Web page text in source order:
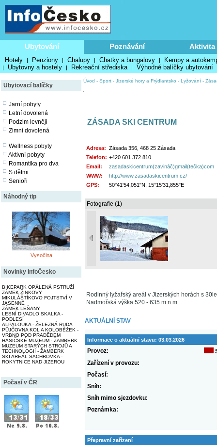
Ubytování Poznávání Aktivita
Hotely | Penziony | Chalupy | Chatky a bungalovy | Kempy a
| Ubytovny a hostely | Rekreační střediska | Výhodné balíčky ubytování
Ubytovací balíčky
Jarní pobyty
Letní dovolená
Podzim levněji
Zimní dovolená
Wellness pobyty
Aktivní pobyty
Romantika pro dva
S dětmi
Senioři
Náhodný tip
Vysočina
Novinky InfoČesko
BIKEPARK OPÁLENÁ PSTRUŽÍ
ZÁMEK ŽINKOVY
MIKULÁŠTÍKOVO FOJTSTVÍ V
JASENNÉ
ZÁMEK LEŠANY
LESNÍ DIVADLO SKALKA -
PODLESÍ
ALPALOUKA - ŽELEZNÁ RUDA
PŮJČOVNA KOL A KOLOBĚŽEK -
VRBNO POD PRADĚDEM
HASIČSKÉ MUZEUM - ŽAMBERK
MUZEUM STARÝCH STROJŮ A
TECHNOLOGIÍ - ŽAMBERK
SKI AREÁL SACHROVKA -
ROKYTNICE NAD JIZEROU
Počasí v ČR
Úvod - Sport - Jizerské hory a Frýdlantsko - Lyžování -
ZÁSADA SKI CENTRUM
Adresa: Zásada 356, 468 25 Zásada
Telefon: +420 601 372 810
Email:
zasadaskicentrum(zavináč)gmail(tečka)com
WWW:
http://www.zasadaskicentrum.cz/
GPS:
50°41'54,051"N, 15°15'31,855"E
Fotografie (1)
Rodinný lyžařský areál v Jizerských horách s
Nadmořská výška 520 - 635 m n.m.
AKTUÁLNÍ STAV
Informace o aktuální stavu: 03.03.2026
Provoz:
Zařízení v provozu:
Počasí:
Sníh:
Sníh mimo sjezdovku:
Poznámka:
Přepravní zařízení